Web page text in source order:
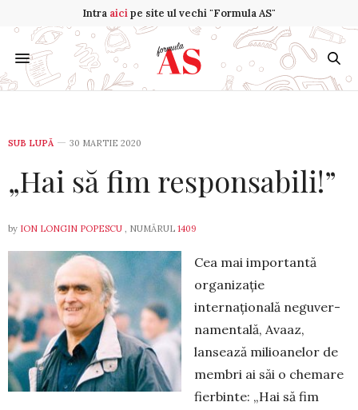
Intra aicipe site ul vechi "Formula AS"
SUB LUPĂ 30 MARTIE 2020
„Hai să fim responsabili!”
by ION LONGIN POPESCU , NUMĂRUL 1409
Cea mai importantă
organizație
internațională negu­ver­
namentală, Avaaz,
lansează milioanelor de
membri ai săi o chemare
fierbinte: „Hai să fim